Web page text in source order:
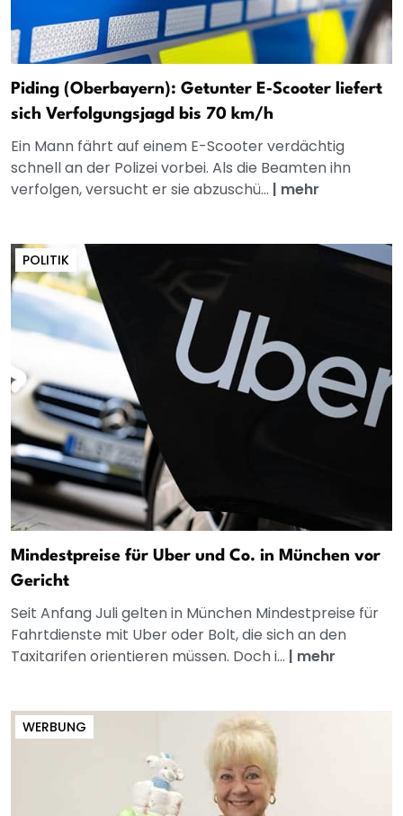
Piding (Oberbayern): Getunter E‑Scooter liefert
sich Verfolgungsjagd bis 70 km/h
Ein Mann fährt auf einem E-Scooter verdächtig
schnell an der Polizei vorbei. Als die Beamten ihn
verfolgen, versucht er sie abzuschü... | mehr
POLITIK
Mindestpreise für Uber und Co. in München vor
Gericht
Seit Anfang Juli gelten in München Mindestpreise für
Fahrtdienste mit Uber oder Bolt, die sich an den
Taxitarifen orientieren müssen. Doch i... | mehr
WERBUNG